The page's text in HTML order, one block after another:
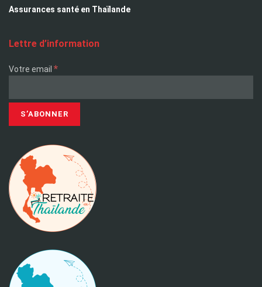
Assurances santé en Thaïlande
Lettre d’information
Votre email *